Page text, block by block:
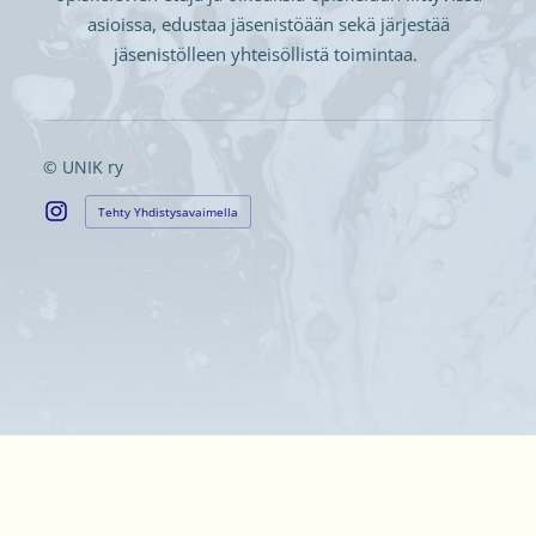
asioissa, edustaa jäsenistöään sekä järjestää
jäsenistölleen yhteisöllistä toimintaa.
© UNIK ry
Instagram
Tehty Yhdistysavaimella